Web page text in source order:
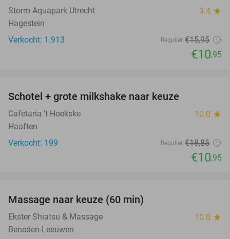
Storm Aquapark Utrecht 9.4 star
Hagestein
Verkocht: 1.913
Regulier €15,95
€10,95
Schotel + grote milkshake naar keuze
Cafetaria 't Hoekske 10.0 star
Haaften
Verkocht: 199
Regulier €18,85
€10,95
Massage naar keuze (60 min)
Ekster Shiatsu & Massage 10.0 star
Beneden-Leeuwen